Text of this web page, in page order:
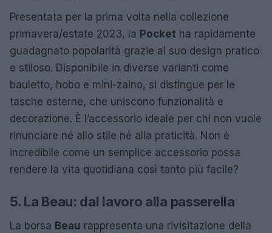
Presentata per la prima volta nella collezione
primavera/estate 2023, la Pocket ha rapidamente
guadagnato popolarità grazie al suo design pratico
e stiloso. Disponibile in diverse varianti come
bauletto, hobo e mini-zaino, si distingue per le
tasche esterne, che uniscono funzionalità e
decorazione. È l’accessorio ideale per chi non vuole
rinunciare né allo stile né alla praticità. Non è
incredibile come un semplice accessorio possa
rendere la vita quotidiana così tanto più facile?
5. La Beau: dal lavoro alla passerella
La borsa Beau rappresenta una rivisitazione della